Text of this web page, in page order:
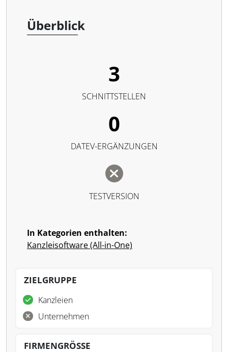
Überblick
3
SCHNITTSTELLEN
0
DATEV-ERGÄNZUNGEN
TESTVERSION
In Kategorien enthalten:
Kanzleisoftware (All-in-One)
ZIELGRUPPE
Kanzleien
Unternehmen
FIRMENGRÖSSE